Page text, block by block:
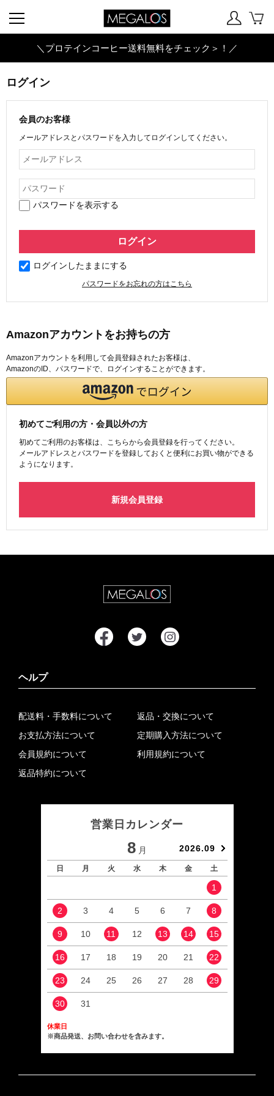
＼プロテインコーヒー送料無料をチェック＞！／
ログイン
会員のお客様
メールアドレスとパスワードを入力してログインしてください。
パスワードを表示する
ログインしたままにする
パスワードをお忘れの方はこちら
Amazonアカウントをお持ちの方
Amazonアカウントを利用して会員登録されたお客様は、
AmazonのID、パスワードで、ログインすることができます。
初めてご利用の方・会員以外の方
初めてご利用のお客様は、こちらから会員登録を行ってください。
メールアドレスとパスワードを登録しておくと便利にお買い物ができる
ようになります。
ヘルプ
配送料・手数料について
お支払方法について
会員規約について
返品特約について
返品・交換について
定期購入方法について
利用規約について
営業日カレンダー
8 月 2026.09
日 月 火 水 木 金 土
1
2 3 4 5 6 7 8
9 10 11 12 13 14 15
16 17 18 19 20 21 22
23 24 25 26 27 28 29
30 31
休業日
※商品発送、お問い合わせを含みます。